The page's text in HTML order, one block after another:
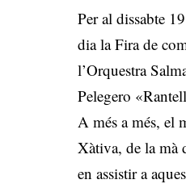
Per al dissabte
dia la Fira de
l’Orquestra
Pelegero
A més a més, el
Xàtiva, de la mà
en assistir a